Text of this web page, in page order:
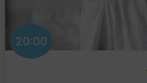
20:00